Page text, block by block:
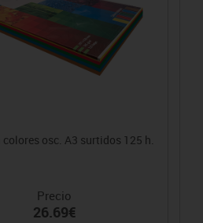
osc. A3 surtidos 125 h.
Precio
26.69€